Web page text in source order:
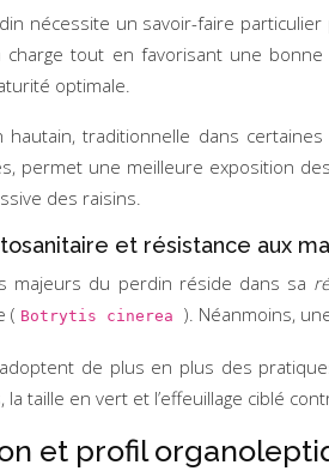
nécessite un savoir-faire
charge tout en favorisant une
optimale.
hautain, traditionnelle dans
permet une meilleure exposition
des raisins.
et résistance aux
majeurs du perdin réside dans sa
( Botrytis cinerea ). Néanmoins,
de plus en plus des
la taille en vert et l’effeuillage ciblé
et profil